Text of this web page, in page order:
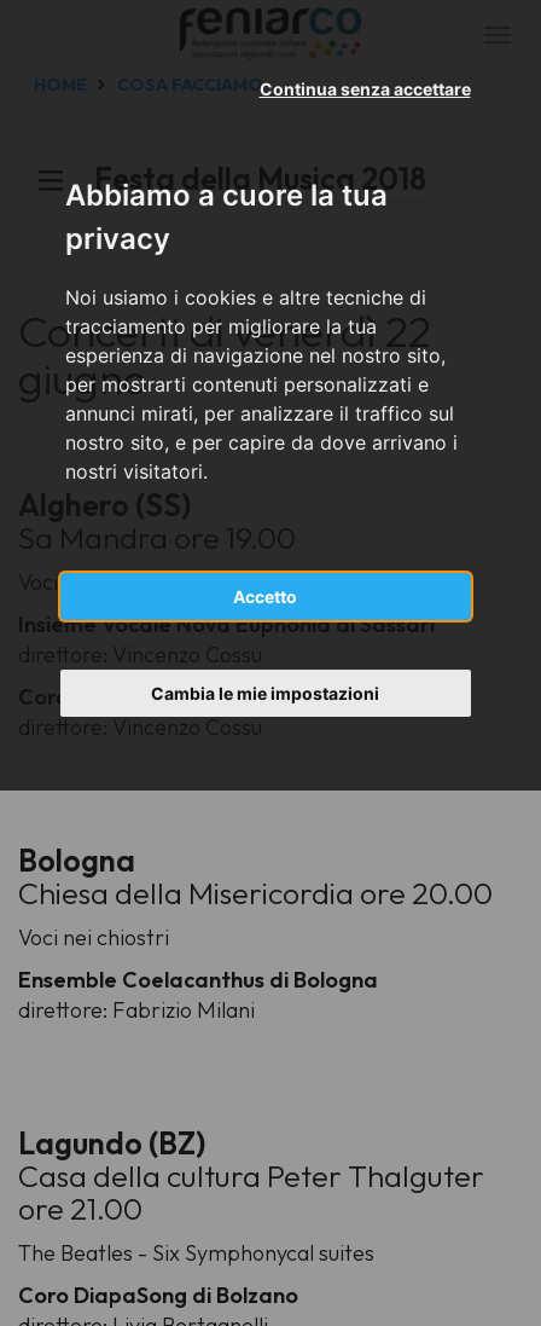
Abbiamo a cuore la tua
privacy
Noi usiamo i cookies e altre tecniche di
tracciamento per migliorare la tua
esperienza di navigazione nel nostro sito,
per mostrarti contenuti personalizzati e
annunci mirati, per analizzare il traffico sul
nostro sito, e per capire da dove arrivano i
nostri visitatori.
Accetto
Continua senza accettare
Cambia le mie impostazioni
HOME COSA FACCIAMO
Festa della Musica 2018
Concerti di venerdì 22
giugno
Alghero (SS)
Sa Mandra ore 19.00
Voci in festa
Insieme Vocale Nova Euphonia di Sassari
direttore: Vincenzo Cossu
Corale studentesca Città di Sassari
direttore: Vincenzo Cossu
Bologna
Chiesa della Misericordia ore 20.00
Voci nei chiostri
Ensemble Coelacanthus di Bologna
direttore: Fabrizio Milani
Lagundo (BZ)
Casa della cultura Peter Thalguter
ore 21.00
The Beatles - Six Symphonycal suites
Coro DiapaSong di Bolzano